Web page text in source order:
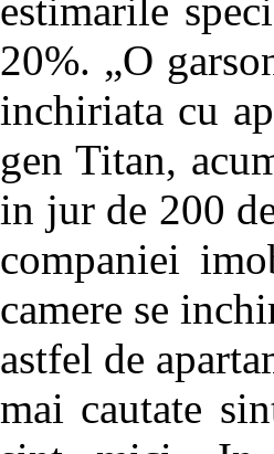
estimarile
20%. „O
inchiriata cu
gen Titan,
in jur de 200
companiei
camere se
astfel de
mai cautate